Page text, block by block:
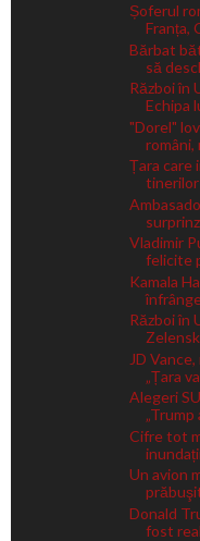
Șoferul
Franța,
Bărbat
să
Război în
Echipa
"Dorel"
români,
Țara care
tinerilor
Vladimir
felicite
Kamala
Război în
JD
„Țara
Alegeri
„Trump
Cifre tot
Un avion
Donald
fost